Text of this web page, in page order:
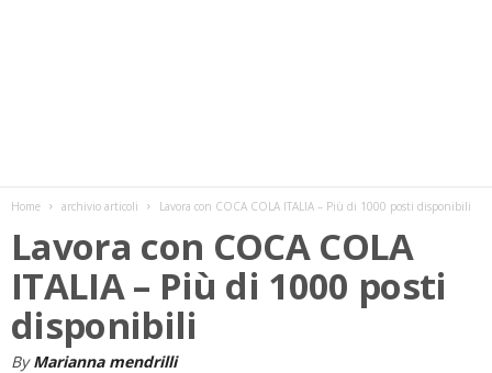
Home archivio articoli Lavora con COCA COLA ITALIA – Più di 1000 posti disponibili
Lavora con COCA COLA
ITALIA – Più di 1000 posti
disponibili
By Marianna mendrilli